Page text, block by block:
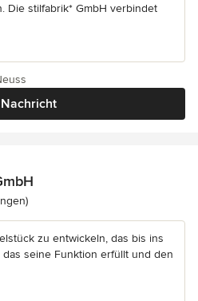
Die stilfabrik* GmbH verbindet
Nachricht
5 von 5 Sternen
zu entwickeln, das bis ins
seine Funktion erfüllt und den